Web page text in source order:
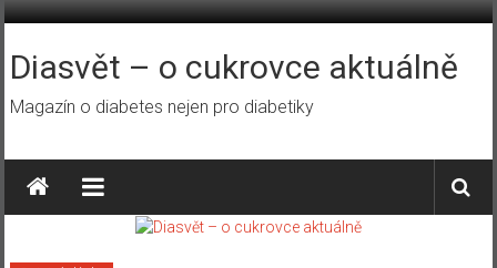
Přeskočit
obsah
Diasvět – o cukrovce aktuálně
Magazín o diabetes nejen pro diabetiky